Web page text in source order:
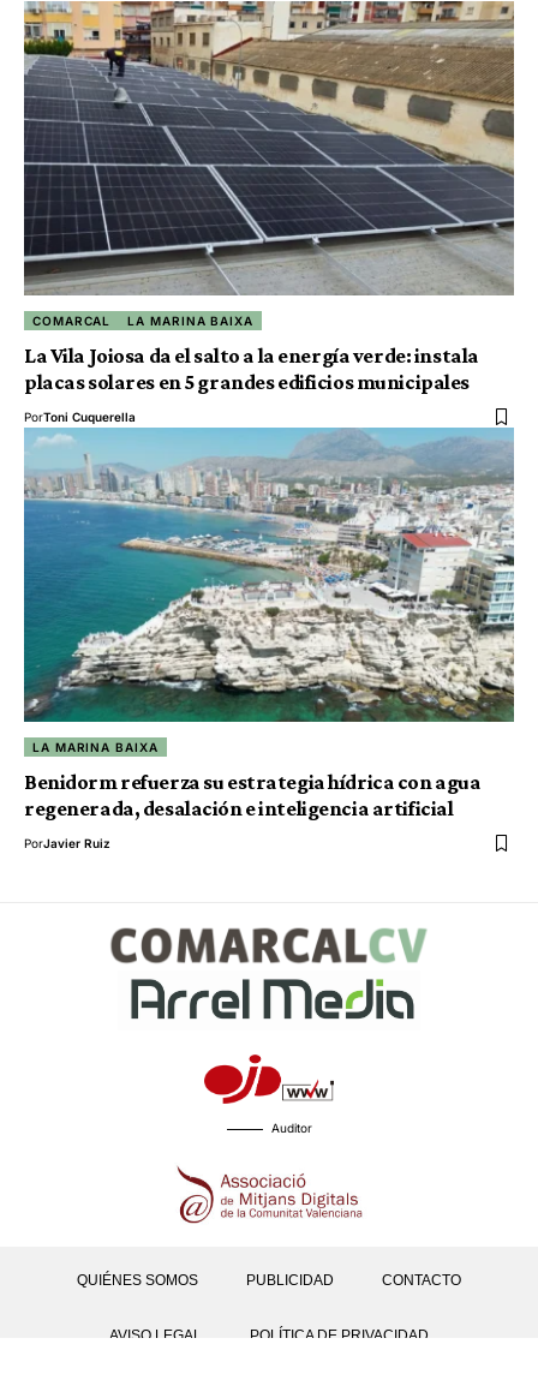
COMARCAL LA MARINA BAIXA
La Vila Joiosa da el salto a la energía verde: instala
placas solares en 5 grandes edificios municipales
PorToni Cuquerella
LA MARINA BAIXA
Benidorm refuerza su estrategia hídrica con agua
regenerada, desalación e inteligencia artificial
PorJavier Ruiz
Auditor
QUIÉNES SOMOS PUBLICIDAD CONTACTO
AVISO LEGAL POLÍTICA DE PRIVACIDAD